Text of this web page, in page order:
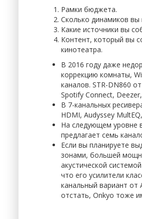
Рамки бюджета.
Сколько динамиков вы
Какие источники вы
Контент, который вы
кинотеатра.
В 2016 году даже
коррекцию комнаты,
каналов. STR-DN860
Spotify Connect,
В 7-канальных
HDMI, Audyssey
На следующем уровне
предлагает семь
Если вы планируете
зонами, большей
акустической
что его усилители
канальный вариант от
отстать, Onkyo тоже